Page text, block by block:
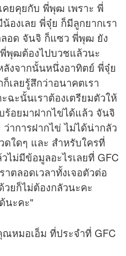
คยคุยกับ พี่พุฒ เพราะ พี่
องเลย พี่จุ๋ย ก็มีลูกยากเรา
อด จันจิ ก็แซว พี่พุฒ ยัง
พุฒต้องไปบวชแล้วนะ
งจากนั้นหนึ่งอาทิตย์ พี่จุ๋ย
เลยรู้สึกว่าอนาคตเรา
ฉะนั้นเราต้องเตรียมตัวให้
ร้อยมาฝากไข่ได้แล้ว จันจิ
าการฝากไข่ ไม่ได้น่ากลัว
ดใดๆ และ สำหรับใครที่
ไม่มีข้อมูลอะไรเลยที่ GFC
ตลอดเวลาทั้งเจอตัวต่อ
ยก็ไม่ต้องกลัวนะคะ
นะคะ"
หมอเอ็ม ที่ประจำที่ GFC